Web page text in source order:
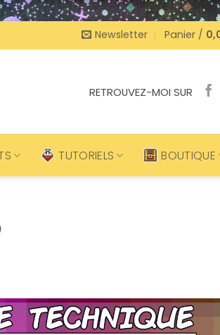
Newsletter Panier /
RETROUVEZ-MOI SUR
TUTORIELS BOUTIQUE